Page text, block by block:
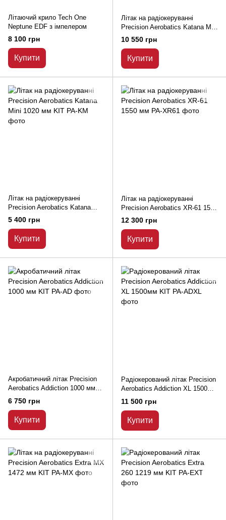
Літаючий крило Tech One
Neptune EDF з імпелером
8 100 грн
Купити
Літак на радіокеруванні
Precision Aerobatics Katana MX
1448 мм KIT
10 550 грн
Купити
Літак на радіокеруванні
Precision Aerobatics Katana
Mini 1020 мм KIT
5 400 грн
Купити
Літак на радіокеруванні
Precision Aerobatics XR-61 1550
мм
12 300 грн
Купити
Акробатичний літак Precision
Aerobatics Addiction 1000 мм
KIT
6 750 грн
Купити
Радіокерований літак Precision
Aerobatics Addiction XL 1500мм
KIT
11 500 грн
Купити